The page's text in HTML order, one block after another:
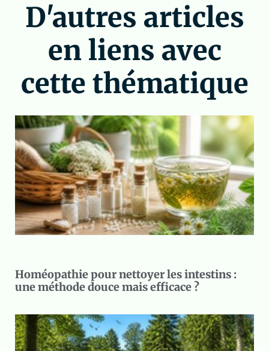
D'autres articles
en liens avec
cette thématique
Homéopathie pour nettoyer les intestins :
une méthode douce mais efficace ?